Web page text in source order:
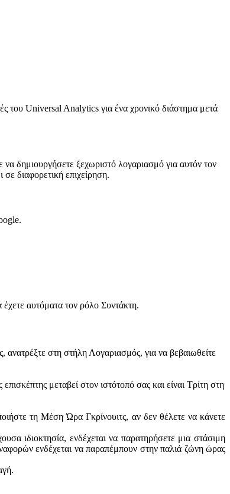
του Universal Analytics για ένα χρονικό διάστημα μετά
δημιουργήσετε ξεχωριστό λογαριασμό για αυτόν τον
διαφορετική επιχείρηση.
αυτόματα τον ρόλο Συντάκτη.
στη στήλη Λογαριασμός, για να βεβαιωθείτε
μεταβεί στον ιστότοπό σας και είναι Τρίτη στη
τη Μέση Ώρα Γκρίνουιτς, αν δεν θέλετε να κάνετε
ιδιοκτησία, ενδέχεται να παρατηρήσετε μια στάσιμη
ενδέχεται να παραπέμπουν στην παλιά ζώνη ώρας